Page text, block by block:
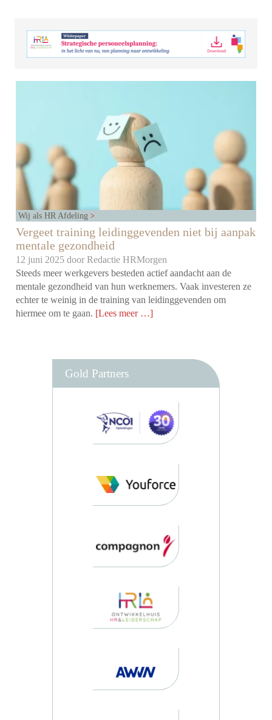
Wij als HR Afdeling
Vergeet training leidinggevenden niet bij aanpak
mentale gezondheid
12 juni 2025 doorRedactie HRMorgen
Steeds meer werkgevers besteden actief aandacht aan de
mentale gezondheid van hun werknemers. Vaak investeren ze
echter te weinig in de training van leidinggevenden om
hiermee om te gaan. [Lees meer …]
Gold Partners